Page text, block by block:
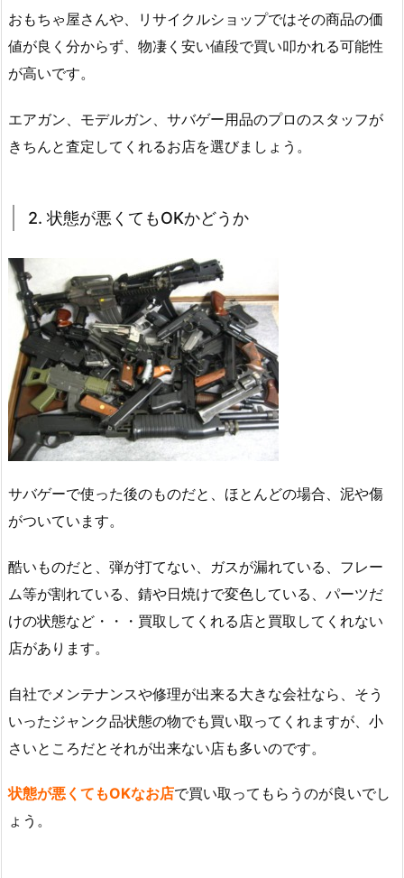
おもちゃ屋さんや、リサイクルショップではその商品の価
値が良く分からず、物凄く安い値段で買い叩かれる可能性
が高いです。
エアガン、モデルガン、サバゲー用品のプロのスタッフが
きちんと査定してくれるお店を選びましょう。
2. 状態が悪くてもOKかどうか
サバゲーで使った後のものだと、ほとんどの場合、泥や傷
がついています。
酷いものだと、弾が打てない、ガスが漏れている、フレー
ム等が割れている、錆や日焼けで変色している、パーツだ
けの状態など・・・買取してくれる店と買取してくれない
店があります。
自社でメンテナンスや修理が出来る大きな会社なら、そう
いったジャンク品状態の物でも買い取ってくれますが、小
さいところだとそれが出来ない店も多いのです。
状態が悪くてもOKなお店で買い取ってもらうのが良いでし
ょう。